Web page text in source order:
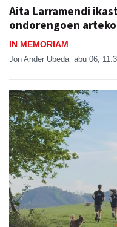
Aita Larramendi
ondorengoen
IN MEMORIAM
Jon Ander Ubeda abu 06,